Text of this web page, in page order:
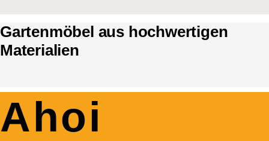
Gartenmöbel aus hochwertigen
Materialien
Ahoi